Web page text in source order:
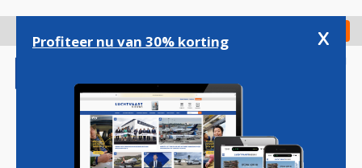
gaan
Check in
Profiteer nu van 30% korting x